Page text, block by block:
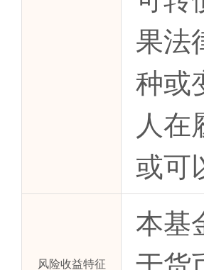
果法
种或
人
或可
风险收益特征
本基